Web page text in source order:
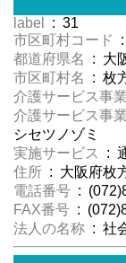
label
: 31
市区町村コード
都道府県名
: 大
市区町村名
: 枚
介護サービス事
介護サービス事
シセツノゾミ
実施サービス
:
住所 : 大阪府枚
電話番号 :
FAX番号 :
法人の名称 : 社